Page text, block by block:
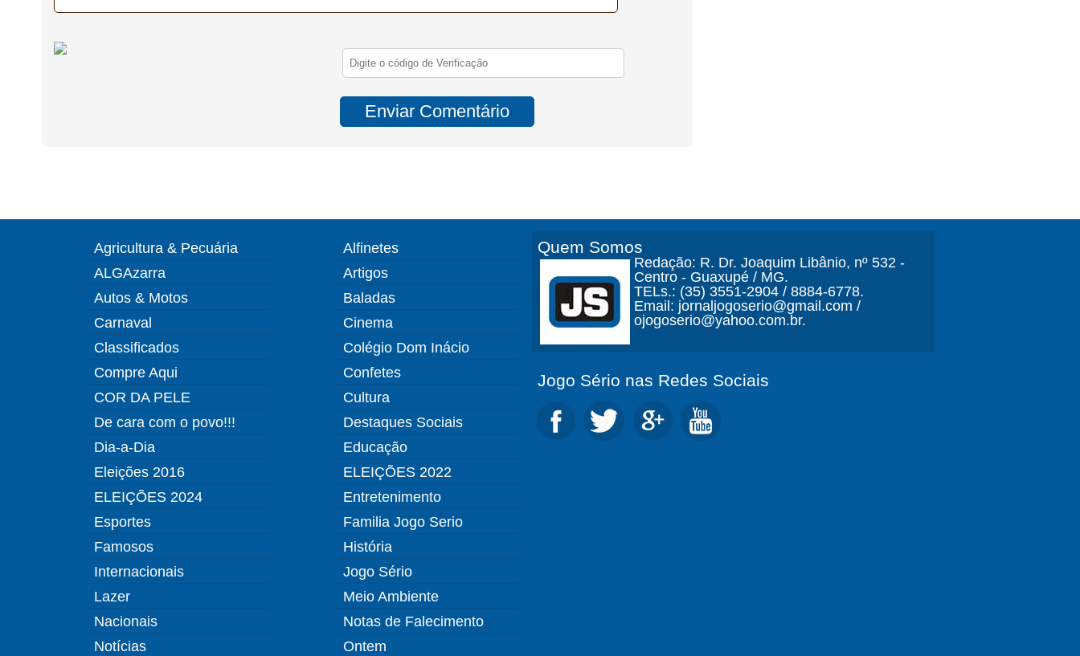
Agricultura & Pecuária
ALGAzarra
Autos & Motos
Carnaval
Classificados
Compre Aqui
COR DA PELE
De cara com o povo!!!
Dia-a-Dia
Eleições 2016
ELEIÇÕES 2024
Esportes
Famosos
Internacionais
Lazer
Nacionais
Notícias
Alfinetes
Artigos
Baladas
Cinema
Colégio Dom Inácio
Confetes
Cultura
Destaques Sociais
Educação
ELEIÇÕES 2022
Entretenimento
Familia Jogo Serio
História
Jogo Sério
Meio Ambiente
Notas de Falecimento
Ontem
Quem Somos
Redação: R. Dr. Joaquim Libânio, nº 532 -
Centro - Guaxupé / MG.
TELs.: (35) 3551-2904 / 8884-6778.
Email: jornaljogoserio@gmail.com /
ojogoserio@yahoo.com.br.
Jogo Sério nas Redes Sociais